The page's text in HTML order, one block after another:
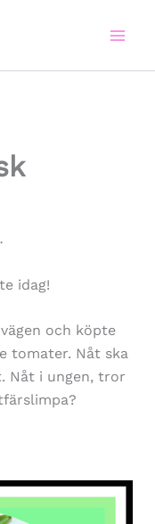
idag!
och köpte
tomater. Nåt ska
Nåt i ungen, tror